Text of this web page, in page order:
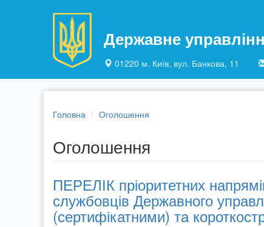
Державне
01220 м. Київ, вул. Банкова, 11
Головна Оголошення
Оголошення
ПЕРЕЛІК пріоритетних
службовців Державного
(сертифікатними) та